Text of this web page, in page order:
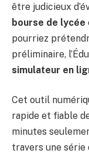
être judicieux
bourse de lycée
pourriez
préliminaire,
simulateur en
Cet outil
rapide et fiable
minutes
travers une série